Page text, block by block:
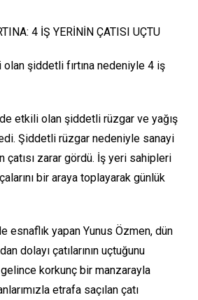
4 İŞ YERİNİN ÇATISI UÇTU
şiddetli fırtına nedeniyle 4 iş
etkili olan şiddetli rüzgar ve yağış
Şiddetli rüzgar nedeniyle sanayi
zarar gördü. İş yeri sahipleri
bir araya toplayarak günlük
esnaflık yapan Yunus Özmen, dün
dolayı çatılarının uçtuğunu
korkunç bir manzarayla
etrafa saçılan çatı